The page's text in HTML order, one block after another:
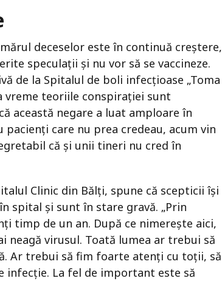
deceselor este în continuă creștere,
speculații și nu vor să se vaccineze.
de la Spitalul de boli infecțioase „Toma
vreme teoriile conspirației sunt
această negare a luat amploare în
care nu prea credeau, acum vin
că și unii tineri nu cred în
Clinic din Bălți, spune că scepticii își
spital și sunt în stare gravă. „Prin
timp de un an. După ce nimerește aici,
neagă virusul. Toată lumea ar trebui să
Ar trebui să fim foarte atenți cu toții, să
infecție. La fel de important este să